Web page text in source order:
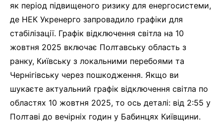
як період підвищеного ризику для енергосистеми,
де НЕК Укренерго запровадило графіки для
стабілізації. Графік відключення світла на 10
жовтня 2025 включає Полтавську область з
ранку, Київську з локальними перебоями та
Чернігівську через пошкодження. Якщо ви
шукаєте актуальний графік відключення світла по
областях 10 жовтня 2025, то ось деталі: від 2:55 у
Полтаві до вечірніх годин у Бабинцях Київщини.